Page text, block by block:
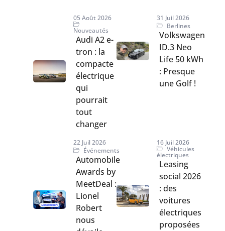
05 Août 2026
Nouveautés
Audi A2 e-
tron : la
compacte
électrique
qui
pourrait
tout
changer
31 Juil 2026
Berlines
Volkswagen
ID.3 Neo
Life 50 kWh
: Presque
une Golf !
22 Juil 2026
Événements
Automobile
Awards by
MeetDeal :
Lionel
Robert
nous
16 Juil 2026
électriques
Leasing
social 2026
: des
voitures
électriques
proposées